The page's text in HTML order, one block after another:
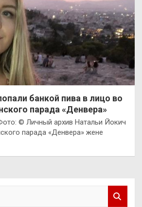
банкой пива в лицо во
парада «Денвера»
© Личный архив Натальи Йокич
парада «Денвера» жене